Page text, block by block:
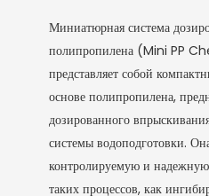
Миниатюрная система
полипропилена (Mini PP
представляет собой
основе полипропилена,
дозированного
системы водоподготовки.
контролируемую и
таких процессов, как